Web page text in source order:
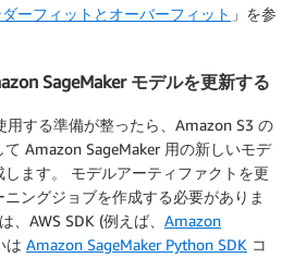
ーフィットとオーバーフィット 」を参
SageMaker モデルを更新する
用する準備が整ったら、Amazon S3 の
Amazon SageMaker 用の新しいモデ
ます。 モデルアーティファクトを更
ングジョブを作成する必要がありま
AWS SDK (例えば、 Amazon
は Amazon SageMaker Python SDK コ